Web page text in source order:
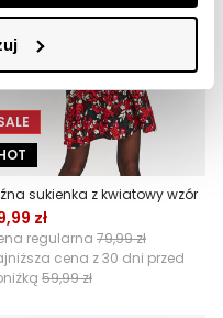
sukienka z kwiatowy wzór
zł
regularna 79,99 zł
cena z 30 dni przed
59,99 zł